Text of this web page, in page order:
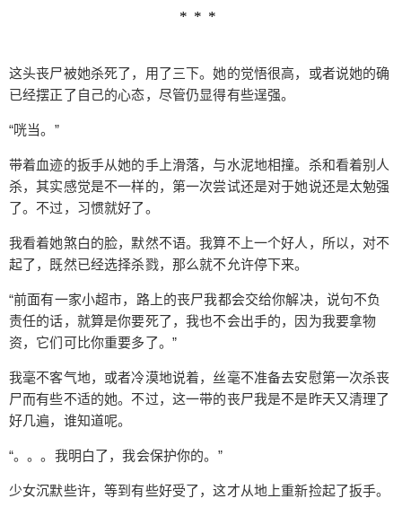
这头丧尸被她杀死了，用了三下。她的觉悟很高，或者说她的确
已经摆正了自己的心态，尽管仍显得有些逞强。
“咣当。”
带着血迹的扳手从她的手上滑落，与水泥地相撞。杀和看着别人
杀，其实感觉是不一样的，第一次尝试还是对于她说还是太勉强
了。不过，习惯就好了。
我看着她煞白的脸，默然不语。我算不上一个好人，所以，对不
起了，既然已经选择杀戮，那么就不允许停下来。
“前面有一家小超市，路上的丧尸我都会交给你解决，说句不负
责任的话，就算是你要死了，我也不会出手的，因为我要拿物
资，它们可比你重要多了。”
我毫不客气地，或者冷漠地说着，丝毫不准备去安慰第一次杀丧
尸而有些不适的她。不过，这一带的丧尸我是不是昨天又清理了
好几遍，谁知道呢。
“。。。我明白了，我会保护你的。”
少女沉默些许，等到有些好受了，这才从地上重新捡起了扳手。
要为了我做这么多？” “。。。世界上哪有这么多为
怪，像我这种人明明。。。” 看起来似乎很有些故
事，不过这关我什么事，我拿起药，向她走去。 “明
明只是一个孤儿。” 呵呵，你当你是起点孤儿院来
还是擦药吧，真是见了鬼。我摇了摇头，不再多
想。 “自己会弄吧？” 我觉得我想多了，像这种孩子
怎么会弄，估计很少接触受伤。于是还没等她回
答，独自地打开瓶盖。 “自己把鞋子脱了，袜子也一
样，右脚的那只。” 情况比我想象的要严重很多，整
麻烦，更不用说一动就很疼。 “你得忍着点了，这个
会很疼的。” 虽然跟她说没有什么用处，不过我还是
尽量不弄疼她。要是自己的话，那就真的好办多
了。 “话说你这一身是cos吧，样式看起来很不错。”
袜子都是一只短一只长的，年轻人的风格真是奇
特，不过我记得别人说过一套衣服很贵的吧，尤其
子也是其中的一部分，是个中短筒靴样式，也难怪
会绊倒，这种鞋子不太适合跑路。衣服类似连衣裙